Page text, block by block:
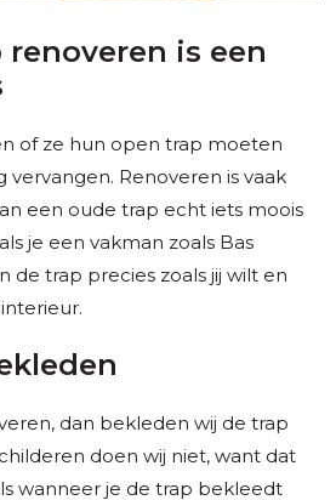
is een
of ze hun open trap moeten
vervangen. Renoveren is vaak
een oude trap echt iets moois
je een vakman zoals Bas
de trap precies zoals jij wilt en
dan bekleden wij de trap
doen wij niet, want dat
wanneer je de trap bekleedt